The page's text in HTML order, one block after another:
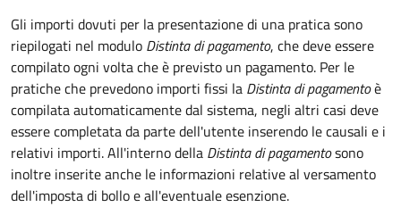
Gli importi dovuti per la presentazione di una pratica sono
riepilogati nel modulo Distinta di pagamento, che deve essere
compilato ogni volta che è previsto un pagamento. Per le
pratiche che prevedono importi fissi la Distinta di pagamentoè
compilata automaticamente dal sistema, negli altri casi deve
essere completata da parte dell'utente inserendo le causali e i
relativi importi.All'interno della Distinta di pagamentosono
inoltre inserite anche le informazioni relative al versamento
dell'imposta di bollo e all'eventuale esenzione.